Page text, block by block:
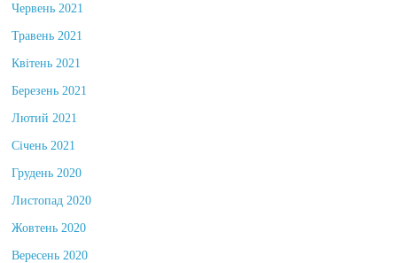
Червень 2021
Травень 2021
Квітень 2021
Березень 2021
Лютий 2021
Січень 2021
Грудень 2020
Листопад 2020
Жовтень 2020
Вересень 2020